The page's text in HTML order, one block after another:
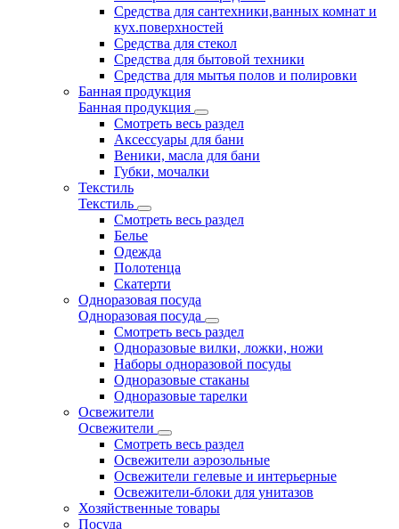
Средства для сантехники,ванных комнат и
кух.поверхностей
Средства для стекол
Средства для бытовой техники
Средства для мытья полов и полировки
Банная продукция
Банная продукция
Смотреть весь раздел
Аксессуары для бани
Веники, масла для бани
Губки, мочалки
Текстиль
Текстиль
Смотреть весь раздел
Белье
Одежда
Полотенца
Скатерти
Одноразовая посуда
Одноразовая посуда
Смотреть весь раздел
Одноразовые вилки, ложки, ножи
Наборы одноразовой посуды
Одноразовые стаканы
Одноразовые тарелки
Освежители
Освежители
Смотреть весь раздел
Освежители аэрозольные
Освежители гелевые и интерьерные
Освежители-блоки для унитазов
Хозяйственные товары
Посуда